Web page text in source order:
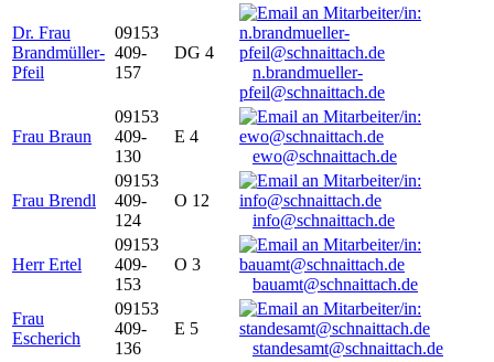
Dr. Frau
Brandmüller-
Pfeil
09153
409-
157
DG 4
n.brandmueller-
pfeil@schnaittach.de
Frau Braun
09153
409-
130
E 4
ewo@schnaittach.de
Frau Brendl
09153
409-
124
O 12
info@schnaittach.de
Herr Ertel
09153
409-
153
O 3
bauamt@schnaittach.de
Frau
Escherich
09153
409-
136
E 5
standesamt@schnaittach.de